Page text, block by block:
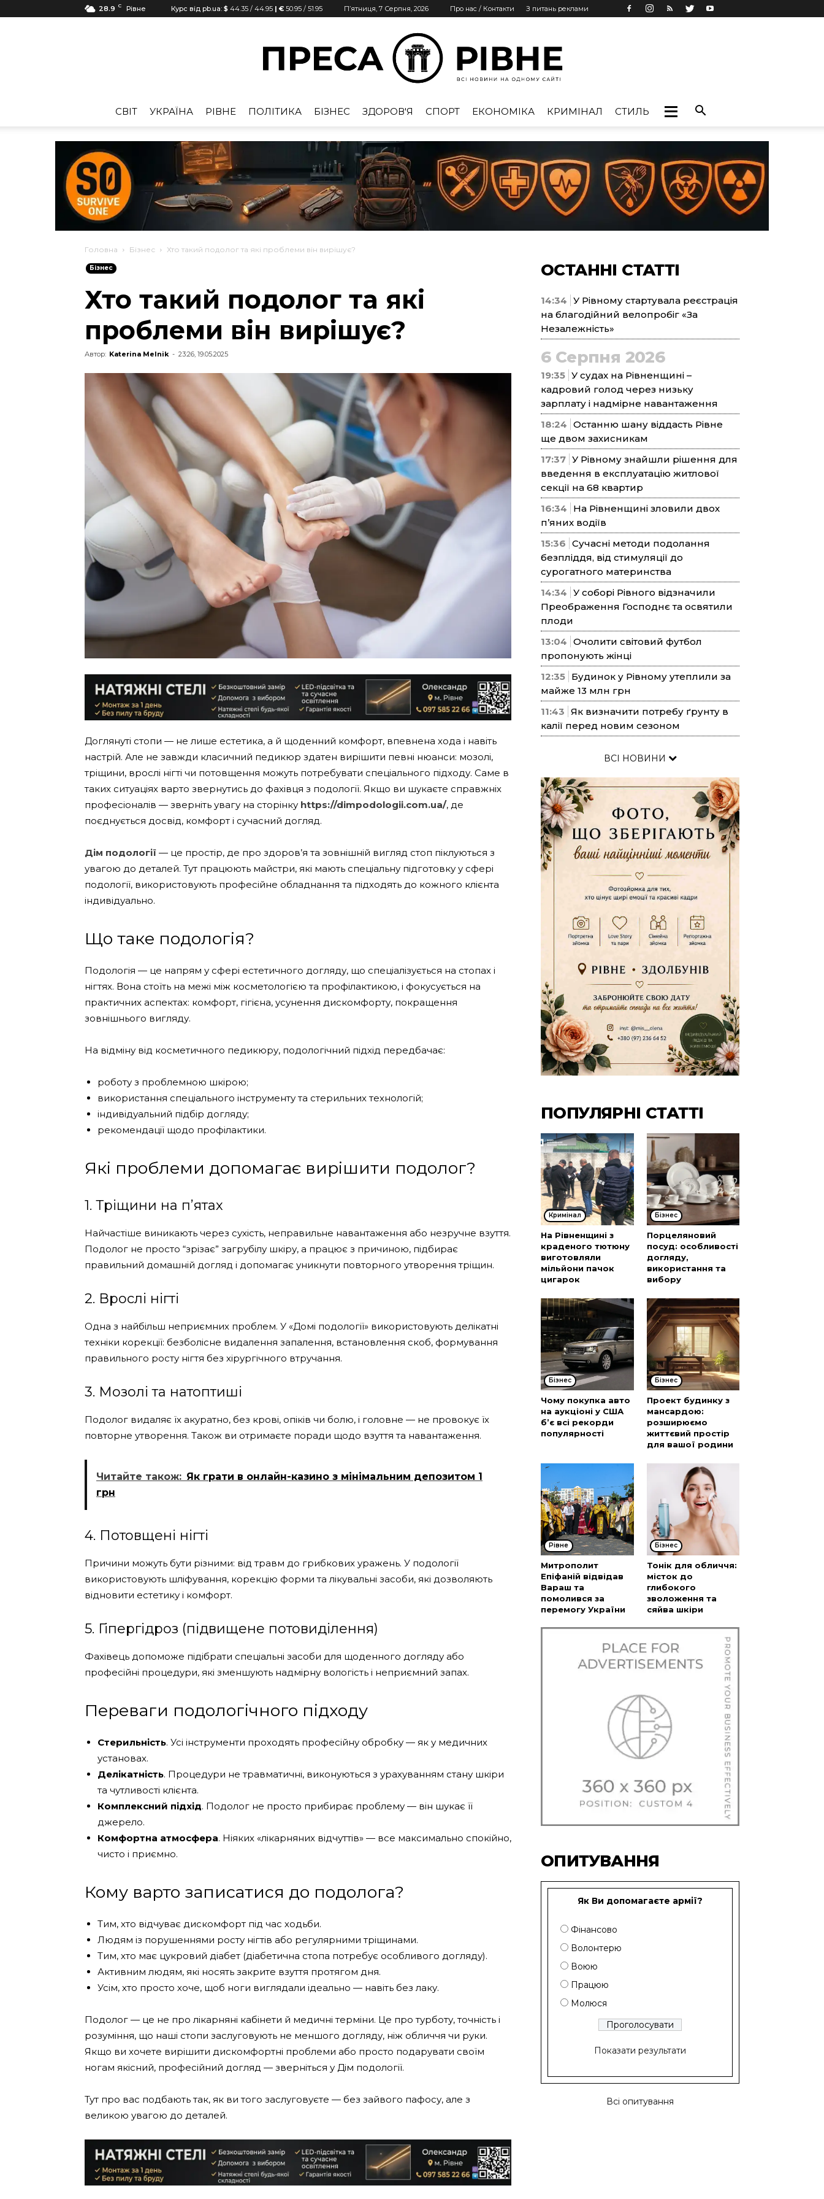
28.9 C Рівне Курс від pb.ua: $ 44.35 / 44.95 | € 50.95 / 51.95 П’ятниця, 7 Серпня, 2026 Про нас / Контакти З питань реклами
Рівне
CВІТ УКРАЇНА РІВНЕ ПОЛІТИКА БІЗНЕС ЗДОРОВ'Я СПОРТ ЕКОНОМІКА КРИМІНАЛ СТИЛЬ
Головна Бізнес Хто такий подолог та які проблеми він вирішує?
Бізнес
Хто такий подолог та які
проблеми він вирішує?
Автор: Katerina Melnik - 23:26, 19.05.2025
Доглянуті стопи — не лише естетика, а й щоденний комфорт, впевнена хода і навіть
настрій. Але не завжди класичний педикюр здатен вирішити певні нюанси: мозолі,
тріщини, врослі нігті чи потовщення можуть потребувати спеціального підходу. Саме в
таких ситуаціях варто звернутись до фахівця з подології. Якщо ви шукаєте справжніх
професіоналів — зверніть увагу на сторінку https://dimpodologii.com.ua/, де
поєднується досвід, комфорт і сучасний догляд.
Дім подології — це простір, де про здоров’я та зовнішній вигляд стоп піклуються з
увагою до деталей. Тут працюють майстри, які мають спеціальну підготовку у сфері
подології, використовують професійне обладнання та підходять до кожного клієнта
індивідуально.
Що таке подологія?
Подологія — це напрям у сфері естетичного догляду, що спеціалізується на стопах і
нігтях. Вона стоїть на межі між косметологією та профілактикою, і фокусується на
практичних аспектах: комфорт, гігієна, усунення дискомфорту, покращення
зовнішнього вигляду.
На відміну від косметичного педикюру, подологічний підхід передбачає:
роботу з проблемною шкірою;
використання спеціального інструменту та стерильних технологій;
індивідуальний підбір догляду;
рекомендації щодо профілактики.
Які проблеми допомагає вирішити подолог?
1. Тріщини на п’ятах
Найчастіше виникають через сухість, неправильне навантаження або незручне взуття.
Подолог не просто “зрізає” загрубілу шкіру, а працює з причиною, підбирає
правильний домашній догляд і допомагає уникнути повторного утворення тріщин.
2. Врослі нігті
Одна з найбільш неприємних проблем. У «Домі подології» використовують делікатні
техніки корекції: безболісне видалення запалення, встановлення скоб, формування
правильного росту нігтя без хірургічного втручання.
3. Мозолі та натоптиші
Подолог видаляє їх акуратно, без крові, опіків чи болю, і головне — не провокує їх
повторне утворення. Також ви отримаєте поради щодо взуття та навантаження.
Читайте також: Як грати в онлайн-казино з мінімальним депозитом 1
грн
4. Потовщені нігті
Причини можуть бути різними: від травм до грибкових уражень. У подології
використовують шліфування, корекцію форми та лікувальні засоби, які дозволяють
відновити естетику і комфорт.
5. Гіпергідроз (підвищене потовиділення)
Фахівець допоможе підібрати спеціальні засоби для щоденного догляду або
професійні процедури, які зменшують надмірну вологість і неприємний запах.
Переваги подологічного підходу
Стерильність. Усі інструменти проходять професійну обробку — як у медичних
установах.
Делікатність. Процедури не травматичні, виконуються з урахуванням стану шкіри
та чутливості клієнта.
Комплексний підхід. Подолог не просто прибирає проблему — він шукає її
джерело.
Комфортна атмосфера. Ніяких «лікарняних відчуттів» — все максимально спокійно,
чисто і приємно.
Кому варто записатися до подолога?
Тим, хто відчуває дискомфорт під час ходьби.
Людям із порушеннями росту нігтів або регулярними тріщинами.
Тим, хто має цукровий діабет (діабетична стопа потребує особливого догляду).
Активним людям, які носять закрите взуття протягом дня.
Усім, хто просто хоче, щоб ноги виглядали ідеально — навіть без лаку.
Подолог — це не про лікарняні кабінети й медичні терміни. Це про турботу, точність і
розуміння, що наші стопи заслуговують не меншого догляду, ніж обличчя чи руки.
Якщо ви хочете вирішити дискомфортні проблеми або просто подарувати своїм
ногам якісний, професійний догляд — зверніться у Дім подології.
Тут про вас подбають так, як ви того заслуговуєте — без зайвого пафосу, але з
великою увагою до деталей.
ОСТАННІ СТАТТІ
14:34 У Рівному стартувала реєстрація
на благодійний велопробіг «За
Незалежність»
6 Серпня 2026
19:35 У судах на Рівненщині –
кадровий голод через низьку
зарплату і надмірне навантаження
18:24 Останню шану віддасть Рівне
ще двом захисникам
17:37 У Рівному знайшли рішення для
введення в експлуатацію житлової
секції на 68 квартир
16:34
На Рівненщині зловили двох
п’яних водіїв
15:36 Сучасні методи подолання
безпліддя, від стимуляції до
сурогатного материнства
14:34 У соборі Рівного відзначили
Преображення Господнє та освятили
плоди
13:04 Очолити світовий футбол
пропонують жінці
12:35 Будинок у Рівному утеплили за
майже 13 млн грн
11:43 Як визначити потребу ґрунту в
калії перед новим сезоном
ВСІ НОВИНИ
ПОПУЛЯРНІ СТАТТІ
Кримінал
На Рівненщині з
краденого тютюну
виготовляли
мільйони пачок
цигарок
Бізнес
Порцеляновий
посуд: особливості
догляду,
використання та
вибору
Бізнес
Чому покупка авто
на аукціоні у США
б’є всі рекорди
популярності
Бізнес
Проект будинку з
мансардою:
розширюємо
життєвий простір
для вашої родини
Рівне
Митрополит
Епіфаній відвідав
Вараш та
помолився за
перемогу України
Бізнес
Тонік для обличчя:
місток до
глибокого
зволоження та
сяйва шкіри
ОПИТУВАННЯ
Як Ви допомагаєте армії?
Фінансово
Волонтерю
Воюю
Працюю
Молюся
Показати результати
Всі опитування